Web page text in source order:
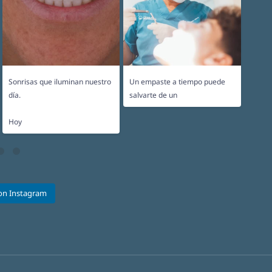
Sonrisas que iluminan nuestro
día.
Hoy
Un empaste a tiempo puede
salvarte de un
Instagram